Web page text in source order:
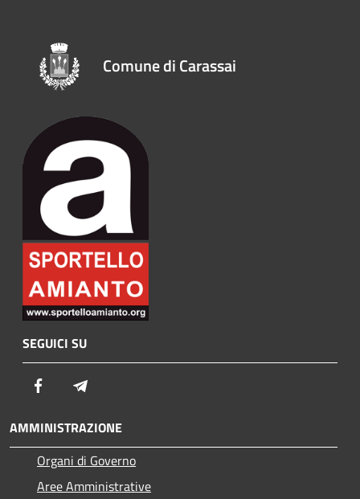
Comune di Carassai
SEGUICI SU
Facebook
AMMINISTRAZIONE
Organi di Governo
Aree Amministrative